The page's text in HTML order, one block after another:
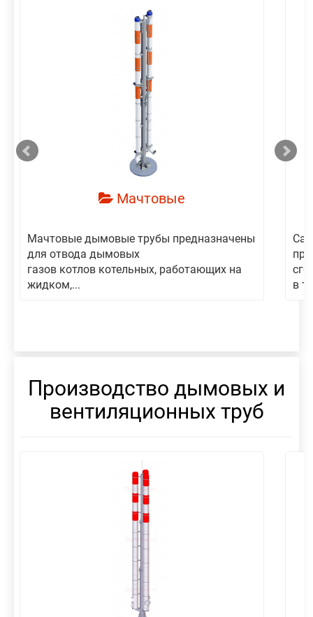
Мачтовые
Мачтовые дымовые трубы предназначены
для отвода дымовых
газов котлов котельных, работающих на
жидком,...
в
Производство дымовых и
вентиляционных труб